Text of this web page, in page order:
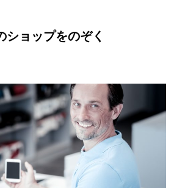
ショップをのぞく